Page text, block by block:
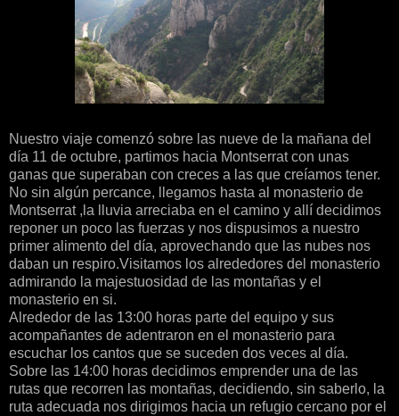
Nuestro viaje comenzó sobre las nueve de la mañana del
día 11 de octubre, partimos hacia Montserrat con unas
ganas que superaban con creces a las que creíamos tener.
No sin algún percance, llegamos hasta al monasterio de
Montserrat ,la lluvia arreciaba en el camino y allí decidimos
reponer un poco las fuerzas y nos dispusimos a nuestro
primer alimento del día, aprovechando que las nubes nos
daban un respiro.Visitamos los alrededores del monasterio
admirando la majestuosidad de las montañas y el
monasterio en si.
Alrededor de las 13:00 horas parte del equipo y sus
acompañantes de adentraron en el monasterio para
escuchar los cantos que se suceden dos veces al día.
Sobre las 14:00 horas decidimos emprender una de las
rutas que recorren las montañas, decidiendo, sin saberlo, la
ruta adecuada nos dirigimos hacia un refugio cercano por el